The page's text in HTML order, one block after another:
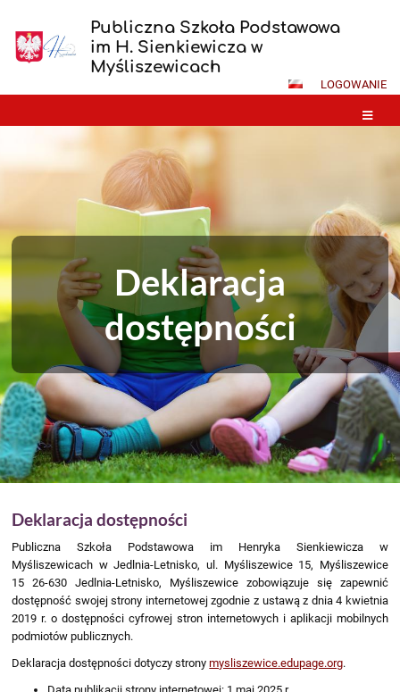
Publiczna Szkoła Podstawowa
im H. Sienkiewicza w
Myśliszewicach
LOGOWANIE
Deklaracja
dostępności
dostępności
Deklaracja dostępności
Publiczna Szkoła Podstawowa im Henryka Sienkiewicza w
Myśliszewicach w Jedlnia-Letnisko, ul. Myśliszewice 15, Myśliszewice
15 26-630 Jedlnia-Letnisko, Myśliszewice zobowiązuje się zapewnić
dostępność swojejstrony internetowej zgodnie z ustawą z dnia 4 kwietnia
2019 r. o dostępności cyfrowej stron internetowych i aplikacji mobilnych
podmiotów publicznych.
Deklaracja dostępności dotyczy stronymysliszewice.edupage.org.